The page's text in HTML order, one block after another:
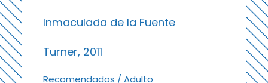
Inmaculada de la Fuente
Turner, 2011
Recomendados / Adulto